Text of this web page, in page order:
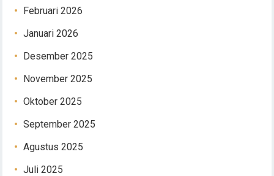
Februari 2026
Januari 2026
Desember 2025
November 2025
Oktober 2025
September 2025
Agustus 2025
Juli 2025